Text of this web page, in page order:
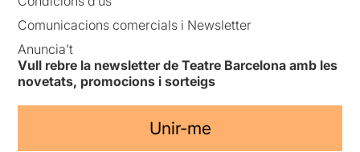
Comunicacions comercials i Newsletter
Anuncia’t
Vull rebre la newsletter de Teatre Barcelona amb les
novetats, promocions i sorteigs
Unir-me